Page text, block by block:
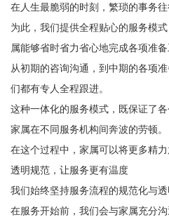
在人生最脆弱的时刻，繁琐的事务往
为此，我们提供全程贴心的服务模
属能够省时省力省心地完成各项准备
从初期的咨询沟通，到中期的各项
们都有专人全程跟进。
这种一体化的服务模式，既保证了
家属在不同服务机构间奔波的劳顿。
在这个过程中，家属可以将更多精
透明规范，让服务更有温度
我们始终坚持服务流程的规范化与透
在服务开始前，我们会与家属充分